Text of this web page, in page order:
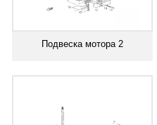
Подвеска мотора 2